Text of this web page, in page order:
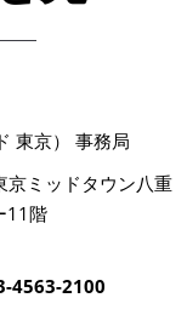
東京） 事務局
ミッドタウン八重
11階
2100